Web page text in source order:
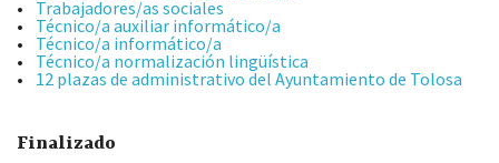
Trabajadores/as sociales
Técnico/a auxiliar informático/a
Técnico/a informático/a
Técnico/a normalización lingüística
12 plazas de administrativo del Ayuntamiento de Tolosa
Finalizado